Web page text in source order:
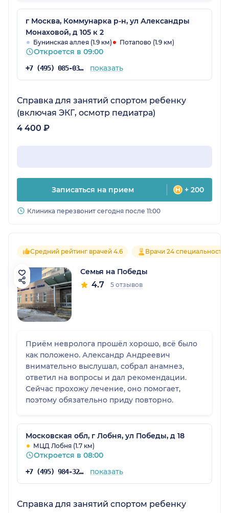
соблюдались, санитайзеры были в доступе.
Прививку требовалось сделать срочно, в тот
же день. Ее делают не везде, а в эту клинику
нас записали. По пути я попала в пробку,
позвонила и спросила, возможно ли
приехать чуть позже. Администраторы
обратимся сюда повторно. Только живем мы
в другом районе, и пока ребенок маленький,
г Москва, Коммунарка р-н, ул Александры
Монаховой, д 105 к 2
Бунинская аллея (1.9 км) Потапово (1.9 км)
Откроется в 09:00
+7 (495) 085-03-06 показать
Справка для занятий спортом ребенку
(включая ЭКГ, осмотр педиатра)
4 400 ₽
Записаться на прием + 200
Клиника перезвонит сегодня после 11:00
Средний рейтинг врачей 4.6 Врачи 24
Семья на Победы
4.7 5 отзывов
Приём невролога прошёл хорошо, всё было
как положено. Александр Андреевич
внимательно выслушал, собрал анамнез,
ответил на вопросы и дал рекомендации.
Сейчас прохожу лечение, оно помогает,
поэтому обязательно приду повторно.
Московская обл, г Лобня, ул Победы, д 18
МЦД Лобня (1.7 км)
Откроется в 08:00
+7 (495) 984-32-28 показать
Справка для занятий спортом ребенку